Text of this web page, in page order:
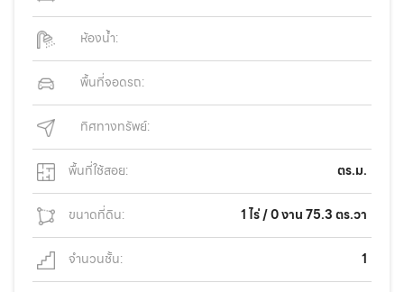
ห้องน้ำ:
พื้นที่จอดรถ:
ทิศทางทรัพย์:
พื้นที่ใช้สอย: ตร.ม.
ขนาดที่ดิน: 1 ไร่ / 0 งาน 75.3 ตร.วา
จำนวนชั้น: 1